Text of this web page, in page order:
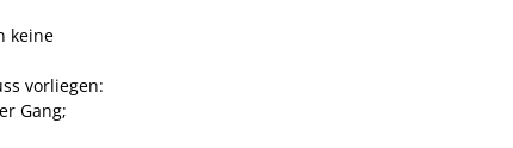
keine
vorliegen:
Gang;